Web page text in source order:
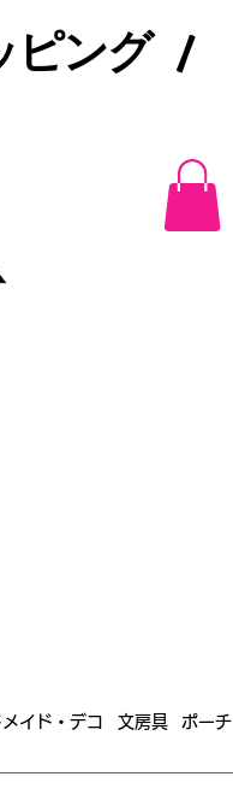
ピング /​
メイド・デコ 文房具 ポーチ